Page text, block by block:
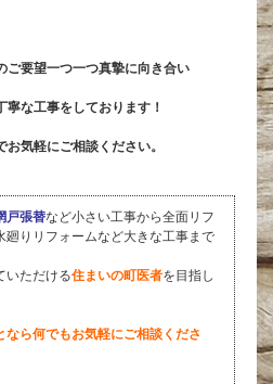
ご要望一つ一つ真摯に向き合い
な工事をしております！
気軽にご相談ください。
戸張替など小さい工事から全面リフ
廻りリフォームなど大きな工事まで
いただける住まいの町医者を目指し
ら何でもお気軽にご相談くださ